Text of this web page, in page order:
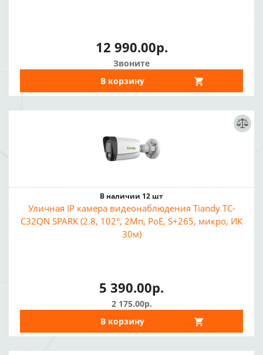
12 990.00р.
Звоните
В корзину
В наличии 12 шт
Уличная IP камера видеонаблюдения Tiandy TC-
C32QN SPARK (2.8, 102°, 2Мп, PoE, S+265, микро, ИК
30м)
5 390.00р.
2 175.00р.
В корзину